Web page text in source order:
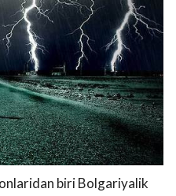
biri Bolgariyalik